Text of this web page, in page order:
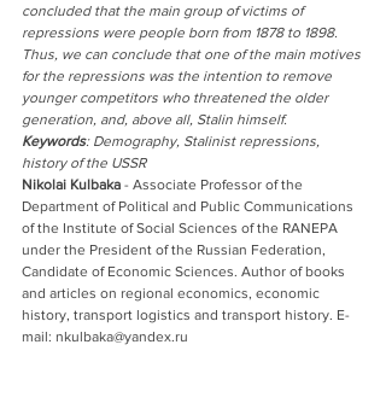
concluded that the main group of victims of
repressions were people born from 1878 to 1898.
Thus, we can conclude that one of the main motives
for the repressions was the intention to remove
younger competitors who threatened the older
generation, and, above all, Stalin himself.
Keywords: Demography, Stalinist repressions,
history of the USSR
Nikolai Kulbaka - Associate Professor of the
Department of Political and Public Communications
of the Institute of Social Sciences of the RANEPA
under the President of the Russian Federation,
Candidate of Economic Sciences. Author of books
and articles on regional economics, economic
history, transport logistics and transport history. E-
mail: nkulbaka@yandex.ru